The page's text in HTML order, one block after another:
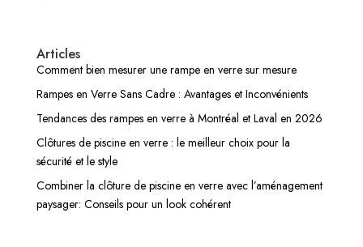
Articles
Comment bien mesurer une rampe en verre sur mesure
Rampes en Verre Sans Cadre : Avantages et Inconvénients
Tendances des rampes en verre à Montréal et Laval en 2026
Clôtures de piscine en verre : le meilleur choix pour la
sécurité et le style
Combiner la clôture de piscine en verre avec l’aménagement
paysager: Conseils pour un look cohérent